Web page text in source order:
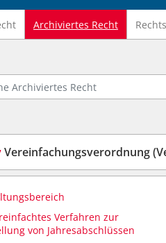
Archiviertes Recht
Recht
Vereinfachungsverordnung
Verfahren zur
von Jahresabschlüssen